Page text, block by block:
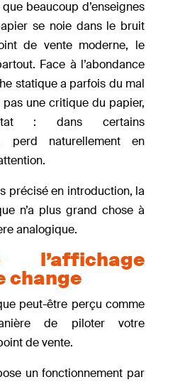
beaucoup d’enseignes
se noie dans le bruit
de vente moderne, le
Face à l’abondance
statique a parfois du mal
pas une critique du papier,
: dans certains
perd naturellement en
précisé en introduction, la
n’a plus grand chose à
analogique.
change
peut-être perçu comme
de piloter votre
de vente.
un fonctionnement par